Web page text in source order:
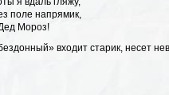
поле напрямик,
Мороз!
входит старик, несет